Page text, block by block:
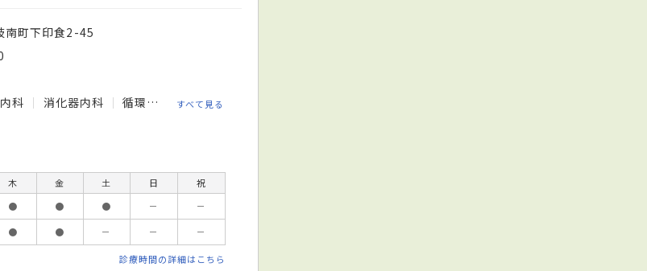
南町下印食2-45
科 消化器内科 循環器内科 小児科
すべて見る
木 金 土 日
祝
● ● ● －
－
● ● － － －
診療時間の詳細はこちら